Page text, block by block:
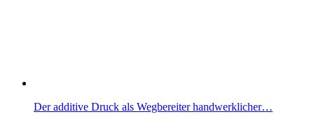
Der additive Druck als Wegbereiter handwerklicher…